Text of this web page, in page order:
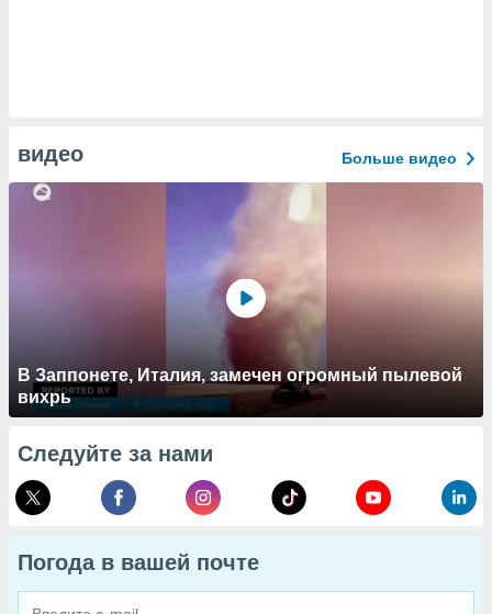
видео Больше видео
В Заппонете, Италия, замечен огромный пылевой
вихрь
Следуйте за нами
Погода в вашей почте